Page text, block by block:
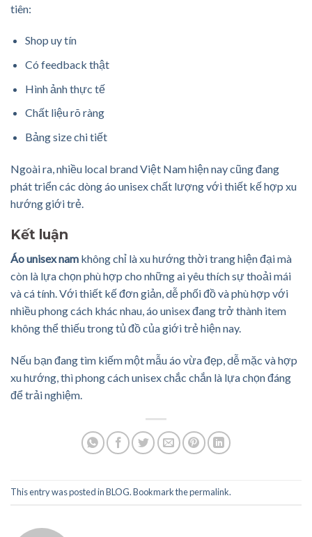
tiên:
Shop uy tín
Có feedback thật
Hình ảnh thực tế
Chất liệu rõ ràng
Bảng size chi tiết
Ngoài ra, nhiều local brand Việt Nam hiện nay cũng đang
phát triển các dòng áo unisex chất lượng với thiết kế hợp xu
hướng giới trẻ.
Kết luận
Áo unisex nam không chỉ là xu hướng thời trang hiện đại mà
còn là lựa chọn phù hợp cho những ai yêu thích sự thoải mái
và cá tính. Với thiết kế đơn giản, dễ phối đồ và phù hợp với
nhiều phong cách khác nhau, áo unisex đang trở thành item
không thể thiếu trong tủ đồ của giới trẻ hiện nay.
Nếu bạn đang tìm kiếm một mẫu áo vừa đẹp, dễ mặc và hợp
xu hướng, thì phong cách unisex chắc chắn là lựa chọn đáng
để trải nghiệm.
This entry was posted inBLOG. Bookmark thepermalink.